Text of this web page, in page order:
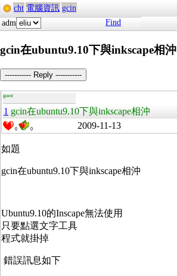
cht 電腦資訊 gcin
adm
Find
gcin在ubuntu9.10下與inkscape相沖
----------- Reply -----------
guest
1 gcin在ubuntu9.10下與inkscape相沖
0 0 2009-11-13
如題
gcin在ubuntu9.10下與inkscape相沖
Ubuntu9.10的Inscape無法使用
只要點選文字工具
程式就掛掉
錯誤訊息如下